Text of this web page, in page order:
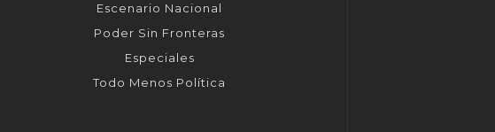
Escenario Nacional
Poder Sin Fronteras
Especiales
Todo Menos Política